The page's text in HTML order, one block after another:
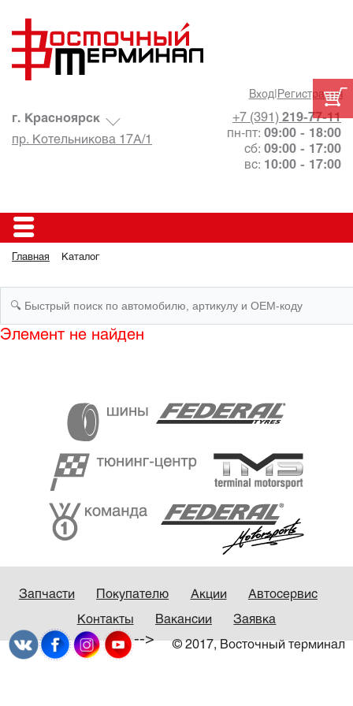
Вход| Регистрация
+7 (391) 219-77-11
пн-пт: 09:00 - 18:00
сб: 09:00 - 17:00
вс: 10:00 - 17:00
г. Красноярск
пр. Котельникова 17А/1
Главная Каталог
Элемент не найден
Запчасти Покупателю Акции Автосервис
Контакты Вакансии Заявка
© 2017, Восточный терминал
-->